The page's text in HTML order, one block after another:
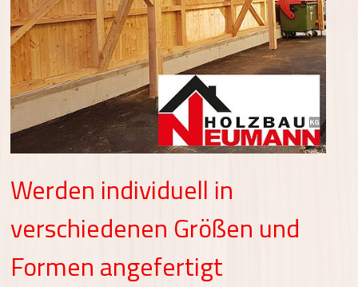
Werden individuell in
verschiedenen Größen und
Formen angefertigt